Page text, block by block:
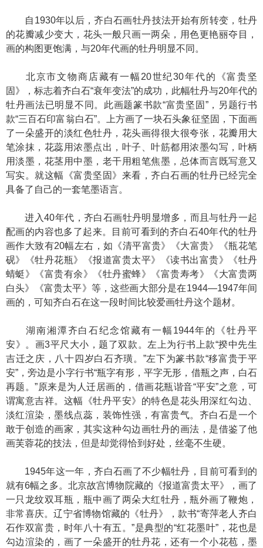
自1930年以后，齐白石画牡丹技法开始有所转变，牡丹
的花瓣减少变大，花头一般只画一两朵，用色更艳丽夺目，
画的构图更饱满，与20年代画的牡丹明显不同。
北京市文物商店藏有一幅20世纪30年代的《富贵坚
固》，标志着齐白石“衰年变法”的成功，此幅牡丹与20年代的
牡丹画法已明显不同。此画题篆书款“富贵坚固”，另题行书
款“三百石印富翁白石”。上方画了一块石头象征坚固，下面画
了一朵盛开的淡红色牡丹，花头画得很大很夸张，花瓣用大
笔涂抹，花蕊用浓墨点出，叶子、叶筋都用浓墨勾写，叶柄
用淡墨，花茎用中墨，老干用粗笔焦墨，总体而言既写意又
写实。就这幅《富贵坚固》来看，齐白石画的牡丹已经完全
具备了自己的一套笔墨语言。
进入40年代，齐白石画牡丹明显增多，而且与牡丹一起
配画的内容也多了起来。目前可看到的齐白石40年代的牡丹
画作大致有20幅左右，如《清平富贵》《大富贵》《瓶花笔
砚》《牡丹花瓶》《报道富贵太平》《读书出富贵》《牡丹
蜻蜓》《富贵有余》《牡丹蜜蜂》《富贵寿考》《大富贵两
白头》《富贵太平》等，这些画大部分是在1944—1947年间
画的，可知齐白石在这一段时间比较爱画牡丹这个题材。
湖南湘潭齐白石纪念馆藏有一幅1944年的《牡丹平
安》。画3平尺大小，题了双款。左上为行书上款“揆中先生
吉迁之庆，八十四岁白石齐璜。”左下为篆书款“移富贵于平
安”，旁边是小字行书“瓶字有形，平字无形，借瓶之声，白石
再题。”原来是为人迁居画的，借画花瓶谐音“平安”之意，可
谓寓意吉祥。这幅《牡丹平安》的特色是花头用深红勾边、
淡红渲染，墨线点蕊，装饰性强，有富贵气。齐白石是一个
敢于创造的画家，其实这种勾边画牡丹的画法，是借鉴了他
画芙蓉花的技法，但是却觉得恰到好处，丝毫不生硬。
1945年这一年，齐白石画了不少幅牡丹，目前可看到的
就有6幅之多。北京故宫博物院藏的《报道富贵太平》，画了
一只龙纹双耳瓶，瓶中画了两朵大红牡丹，瓶外画了鞭炮，
非常喜庆。辽宁省博物馆藏的《牡丹》，款书“寄萍老人齐白
石作双富贵，时年八十有五。”是典型的“红花墨叶”，花也是
勾边渲染的，画了一朵盛开的牡丹花，还有一个小花苞，墨